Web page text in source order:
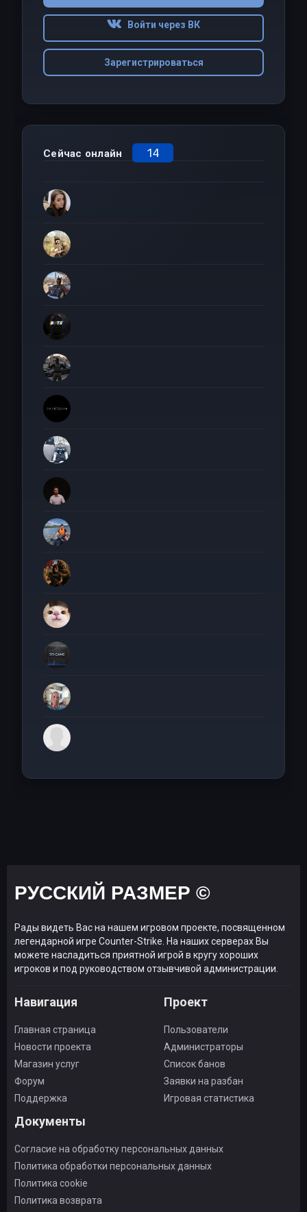
Войти через ВК
Зарегистрироваться
Сейчас онлайн 14
РУССКИЙ РАЗМЕР ©
Рады видеть Вас на нашем игровом проекте, посвященном
легендарной игре Counter-Strike. На наших серверах Вы
можете насладиться приятной игрой в кругу хороших
игроков и под руководством отзывчивой администрации.
Навигация
Главная страница
Новости проекта
Магазин услуг
Форум
Поддержка
Проект
Пользователи
Администраторы
Список банов
Заявки на разбан
Игровая статистика
Документы
Согласие на обработку персональных данных
Политика обработки персональных данных
Политика cookie
Политика возврата